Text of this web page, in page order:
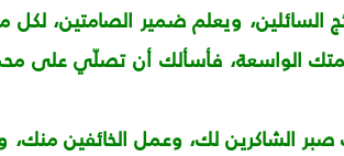
السائلين، ويعلم ضمير الصامتين،
الواسعة، فأسألك أن تصلّي على
الشاكرين لك، وعمل الخائفين منك،